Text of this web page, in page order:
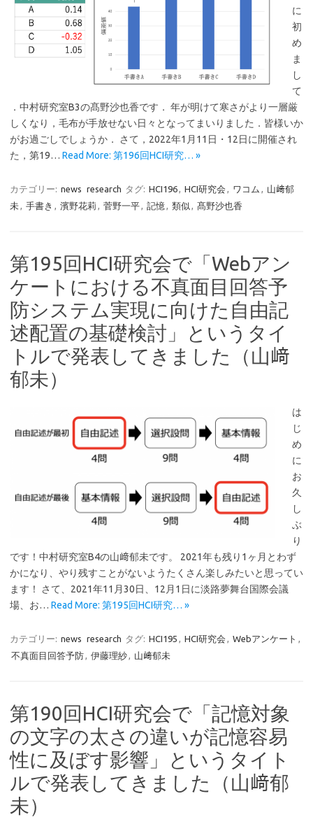
に
初
め
ま
し
て
．中村研究室B3の髙野沙也香です． 年が明けて寒さがより一層厳
しくなり，毛布が手放せない日々となってまいりました．皆様いか
がお過ごしでしょうか． さて，2022年1月11日・12日に開催され
た，第19… Read More: 第196回HCI研究… »
カテゴリー: news research タグ: HCI196, HCI研究会 , ワコム , 山﨑郁
未, 手書き , 濱野花莉 , 菅野一平, 記憶, 類似 , 髙野沙也香
第195回HCI研究会で「Webアン
ケートにおける不真面目回答予
防システム実現に向けた自由記
述配置の基礎検討」というタイ
トルで発表してきました（山﨑
郁未）
は
じ
め
に
お
久
し
ぶ
り
です！中村研究室B4の山﨑郁未です。 2021年も残り1ヶ月とわず
かになり、やり残すことがないようたくさん楽しみたいと思ってい
ます！ さて、2021年11月30日、12月1日に淡路夢舞台国際会議
場、お… Read More: 第195回HCI研究… »
カテゴリー: news research タグ: HCI195 , HCI研究会 , Webアンケート ,
不真面目回答予防, 伊藤理紗, 山﨑郁未
第190回HCI研究会で「記憶対象
の文字の太さの違いが記憶容易
性に及ぼす影響」というタイト
ルで発表してきました（山﨑郁
未）